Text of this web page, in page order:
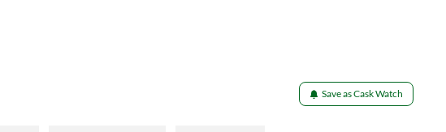
Save as Cask Watch